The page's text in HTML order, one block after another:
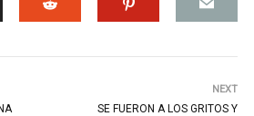
NEXT
SE FUERON A LOS GRITOS Y